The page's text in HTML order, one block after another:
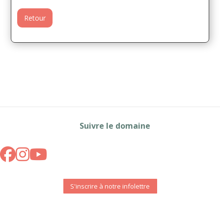
Retour
Suivre le domaine
S'inscrire à notre infolettre